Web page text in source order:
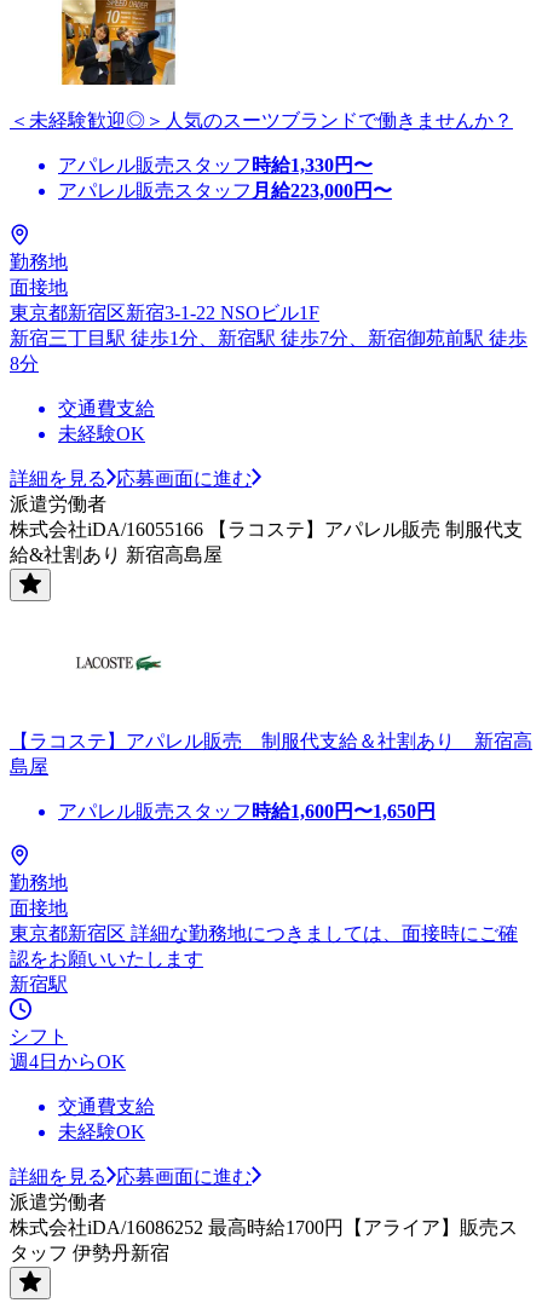
＜未経験歓迎◎＞人気のスーツブランドで働きませんか？
アパレル販売スタッフ 時給1,330円〜
アパレル販売スタッフ 月給223,000円〜
勤務地
面接地
東京都新宿区新宿3-1-22 NSOビル1F
新宿三丁目駅 徒歩1分、新宿駅 徒歩7分、新宿御苑前駅 徒歩
8分
交通費支給
未経験OK
詳細を見る
応募画面に進む
派遣労働者
株式会社iDA/16055166 【ラコステ】アパレル販売 制服代支
給&社割あり 新宿高島屋
【ラコステ】アパレル販売 制服代支給＆社割あり 新宿高
島屋
アパレル販売スタッフ 時給1,600円〜1,650円
勤務地
面接地
東京都新宿区 詳細な勤務地につきましては、面接時にご確
認をお願いいたします
新宿駅
シフト
週4日からOK
交通費支給
未経験OK
詳細を見る
応募画面に進む
派遣労働者
株式会社iDA/16086252 最高時給1700円【アライア】販売ス
タッフ 伊勢丹新宿